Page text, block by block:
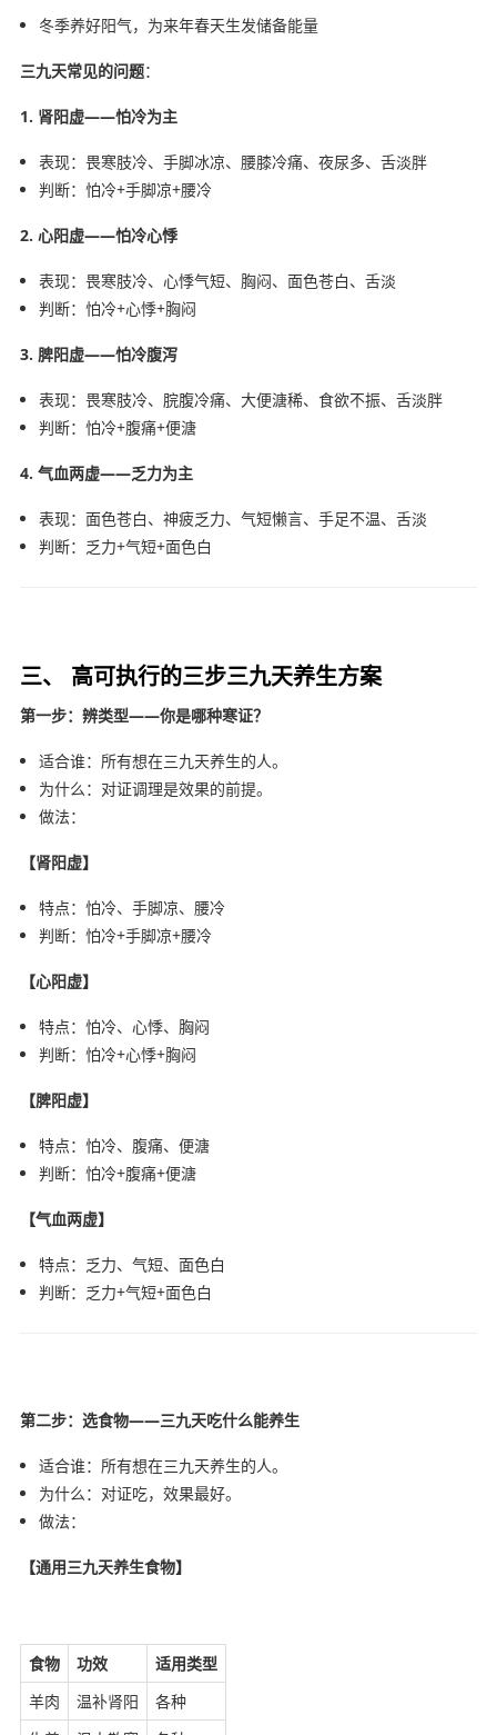
冬季养好阳气，为来年春天生发储备能量
三九天常见的问题：
1. 肾阳虚——怕冷为主
表现：畏寒肢冷、手脚冰凉、腰膝冷痛、夜尿多、舌淡胖
判断：怕冷+手脚凉+腰冷
2. 心阳虚——怕冷心悸
表现：畏寒肢冷、心悸气短、胸闷、面色苍白、舌淡
判断：怕冷+心悸+胸闷
3. 脾阳虚——怕冷腹泻
表现：畏寒肢冷、脘腹冷痛、大便溏稀、食欲不振、舌淡胖
判断：怕冷+腹痛+便溏
4. 气血两虚——乏力为主
表现：面色苍白、神疲乏力、气短懒言、手足不温、舌淡
判断：乏力+气短+面色白
三、 高可执行的三步三九天养生方案
第一步：辨类型——你是哪种寒证？
适合谁：所有想在三九天养生的人。
为什么：对证调理是效果的前提。
做法：
【肾阳虚】
特点：怕冷、手脚凉、腰冷
判断：怕冷+手脚凉+腰冷
【心阳虚】
特点：怕冷、心悸、胸闷
判断：怕冷+心悸+胸闷
【脾阳虚】
特点：怕冷、腹痛、便溏
判断：怕冷+腹痛+便溏
【气血两虚】
特点：乏力、气短、面色白
判断：乏力+气短+面色白
第二步：选食物——三九天吃什么能养生
适合谁：所有想在三九天养生的人。
为什么：对证吃，效果最好。
做法：
【通用三九天养生食物】
食物 功效
适用类型
羊肉
温补肾阳
各种